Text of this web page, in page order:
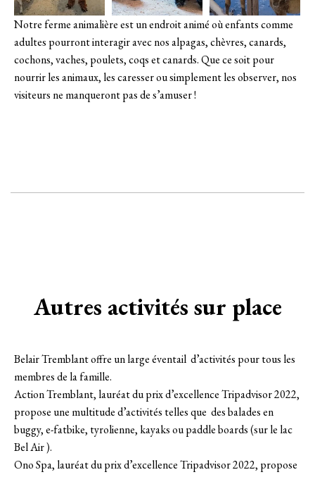
Notre ferme animalière est un endroit animé où enfants comme
adultes pourront interagir avec nos alpagas, chèvres, canards,
cochons, vaches, poulets, coqs et canards. Que ce soit pour
nourrir les animaux, les caresser ou simplement les observer, nos
visiteurs ne manqueront pas de s’amuser !
Autres activités sur place
Belair Tremblant offre un large éventail d’activités pour tous les
membres de la famille.
Action Tremblant, lauréat du prix d’excellence Tripadvisor 2022,
propose une multitude d’activités telles que des balades en
buggy, e-fatbike, tyrolienne, kayaks ou paddle boards (sur le lac
Bel Air ).
Ono Spa, lauréat du prix d’excellence Tripadvisor 2022, propose